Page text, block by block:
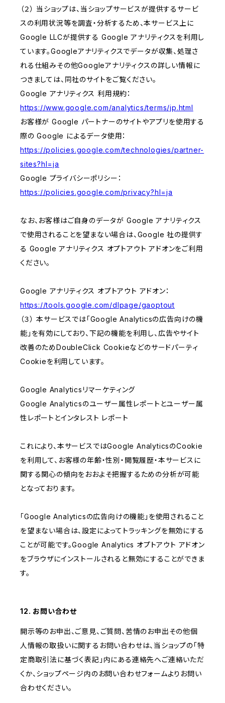
（２） 当ショップは、当ショップサービスが提供するサービ
スの利用状況等を調査・分析するため、本サービス上に
Google LLCが提供する Google アナリティクスを利用し
ています。Googleアナリティクスでデータが収集、処理さ
れる仕組みその他Googleアナリティクスの詳しい情報に
つきましては、同社のサイトをご覧ください。
Google アナリティクス 利用規約：
https://www.google.com/analytics/terms/jp.html
お客様が Google パートナーのサイトやアプリを使用する
際の Google によるデータ使用：
https://policies.google.com/technologies/partner-
sites?hl=ja
Google プライバシーポリシー：
https://policies.google.com/privacy?hl=ja
なお、お客様はご自身のデータが Google アナリティクス
で使用されることを望まない場合は、Google 社の提供す
る Google アナリティクス オプトアウト アドオンをご利用
ください。
Google アナリティクス オプトアウト アドオン：
https://tools.google.com/dlpage/gaoptout
（３） 本サービスでは「Google Analyticsの広告向けの機
能」を有効にしており、下記の機能を利用し、広告やサイト
改善のためDoubleClick Cookieなどのサードパーティ
Cookieを利用しています。
Google Analyticsリマーケティング
Google Analyticsのユーザー属性レポートとユーザー属
性レポートとインタレスト レポート
これにより、本サービスではGoogle AnalyticsのCookie
を利用して、お客様の年齢・性別・閲覧履歴・本サービスに
関する関心の傾向をおおよそ把握するための分析が可能
となっております。
「Google Analyticsの広告向けの機能」を使用されること
を望まない場合は、設定によってトラッキングを無効にする
ことが可能です。Google Analytics オプトアウト アドオン
をブラウザにインストールされると無効にすることができま
す。
12. お問い合わせ
開示等のお申出、ご意見、ご質問、苦情のお申出その他個
人情報の取扱いに関するお問い合わせは、当ショップの「特
定商取引法に基づく表記」内にある連絡先へご連絡いただ
くか、ショップページ内のお問い合わせフォームよりお問い
合わせください。